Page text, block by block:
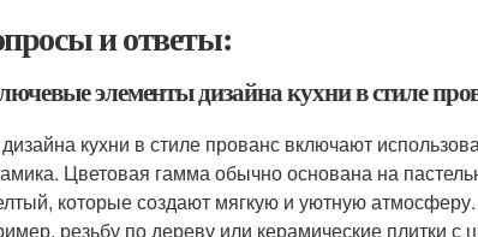
и ответы:
элементы дизайна кухни в стиле
кухни в стиле прованс включают
Цветовая гамма обычно основана на
которые создают мягкую и уютную
резьбу по дереву или керамические плитки